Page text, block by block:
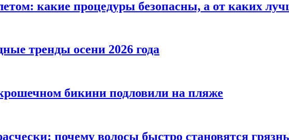
какие процедуры безопасны, а от каких
тренды осени 2026 года
бикини подловили на пляже
почему волосы быстро становятся